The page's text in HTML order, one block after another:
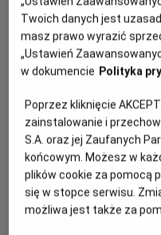
Marianne Elliott
OBSADA
Jason Isaacs, Gillian
OPIS WYDARZENIA
Raynor (Gillian
małżeństwo z
życie. Zamiast się
szaleństwem: wyruszają
tysiąc kilometrów wzdłuż
Z pustym kontem
najpotrzebniejszych
krokiem, szukając
Twoich danych jest
masz prawo wyrazić
„Ustawień
w dokumencie Polityka
Poprzez kliknięcie
zainstalowanie i
S.A. oraz jej Zaufanych
końcowym. Możesz w
plików cookie za pomocą
się w stopce serwisu.
możliwa jest także za